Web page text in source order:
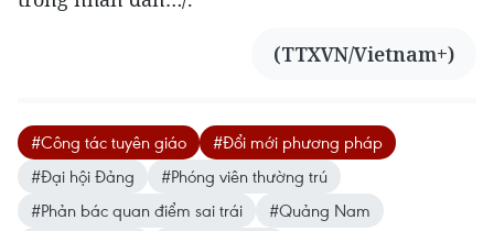
(TTXVN/Vietnam+)
#Công tác tuyên giáo
#Đổi mới phương pháp
#Đại hội Đảng
#Phóng viên thường trú
#Phản bác quan điểm sai trái
#Quảng Nam